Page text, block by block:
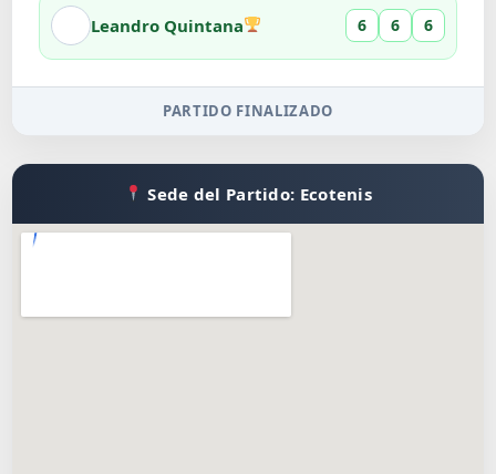
Leandro Quintana 6 6 6
PARTIDO FINALIZADO
Sede del Partido: Ecotenis